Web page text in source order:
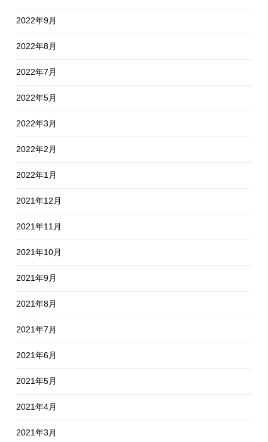
2022年9月
2022年8月
2022年7月
2022年5月
2022年3月
2022年2月
2022年1月
2021年12月
2021年11月
2021年10月
2021年9月
2021年8月
2021年7月
2021年6月
2021年5月
2021年4月
2021年3月